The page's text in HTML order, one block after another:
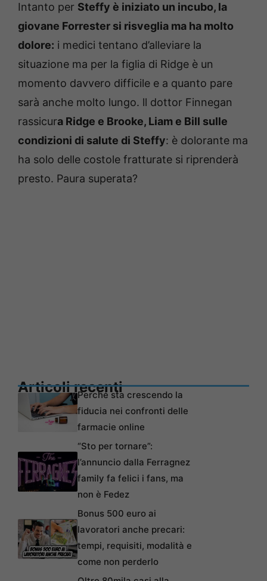
Intanto per Steffy è iniziato un incubo, la
giovane Forrester si risveglia ma ha molto
dolore: i medici tentano d’alleviare la
situazione ma per la figlia di Ridge è un
momento davvero difficile e a quanto pare
sarà anche molto lungo. ll dottor Finnegan
rassicura Ridge e Brooke, Liam e Bill sulle
condizioni di salute di Steffy: è dolorante ma
ha solo delle costole fratturate si riprenderà
presto. Paura superata?
Articoli recentiPerché sta crescendo la
fiducia nei confronti delle
farmacie online
“Sto per tornare”:
l’annuncio dalla Ferragnez
family fa felici i fans, ma
non è Fedez
Bonus 500 euro ai
lavoratori anche precari:
tempi, requisiti, modalità e
come non perderlo